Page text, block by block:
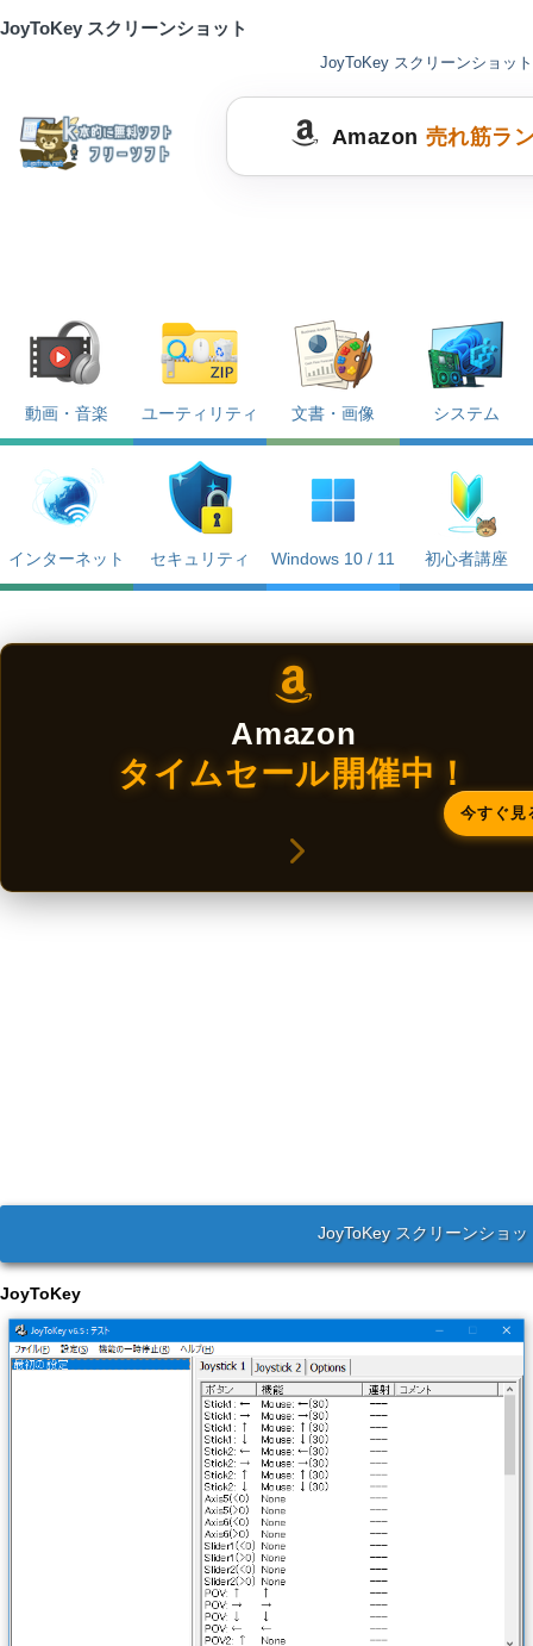
JoyToKey スクリーンショット
JoyToKey スクリーンショット
Amazon 売れ筋ラ
動画・音楽 ユーティリティ 文書・画像 システム
インターネット セキュリティ Windows 10 / 11 初心者講座
Amazon
タイムセール開催中！
今すぐ見
JoyToKey スクリーンショッ
JoyToKey